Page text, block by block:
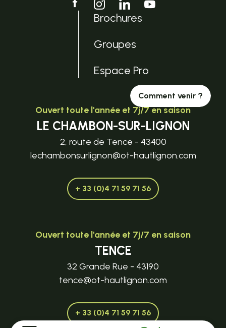
Brochures
Groupes
Espace Pro
Comment venir ?
Ouvert toute l'année et 7j/7 en saison
LE CHAMBON-SUR-LIGNON
2, route de Tence - 43400
lechambonsurlignon@ot-hautlignon.com
+ 33 (0)4 71 59 71 56
Ouvert toute l'année et 7j/7 en saison
TENCE
32 Grande Rue - 43190
tence@ot-hautlignon.com
+ 33 (0)4 71 59 71 56